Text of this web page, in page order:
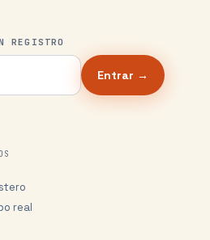
REGISTRO
Entrar →
real